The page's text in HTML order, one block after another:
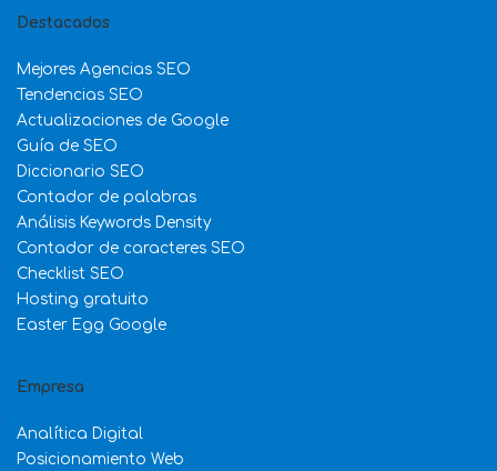
Destacados
Mejores Agencias SEO
Tendencias SEO
Actualizaciones de Google
Guía de SEO
Diccionario SEO
Contador de palabras
Análisis Keywords Density
Contador de caracteres SEO
Checklist SEO
Hosting gratuito
Easter Egg Google
Empresa
Analítica Digital
Posicionamiento Web